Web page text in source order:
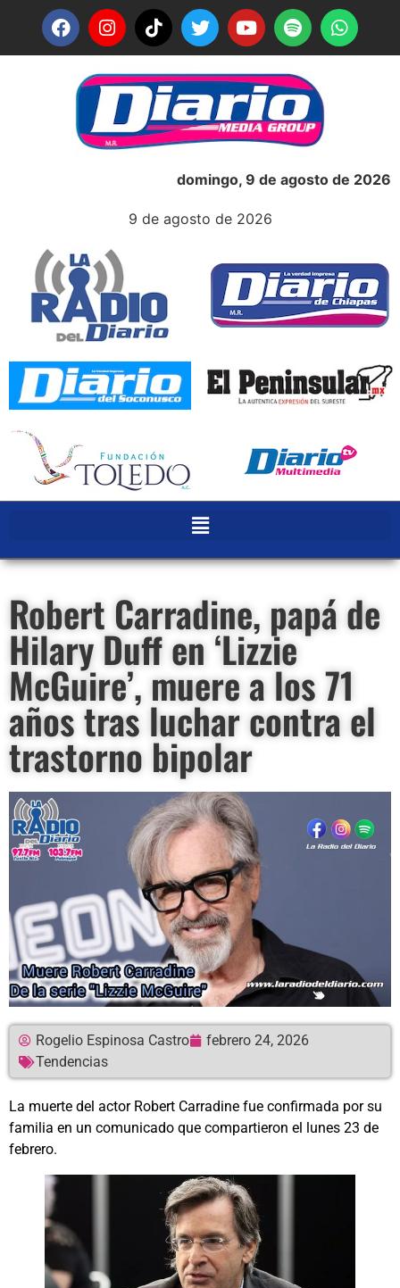
domingo, 9 de agosto de 2026
9 de agosto de 2026
Robert Carradine, papá de
Hilary Duff en ‘Lizzie
McGuire’, muere a los 71
años tras luchar contra el
trastorno bipolar
Rogelio Espinosa Castro
febrero 24, 2026
Tendencias
La muerte del actor Robert Carradine fue confirmada por su
familia en un comunicado que compartieron el lunes 23 de
febrero.